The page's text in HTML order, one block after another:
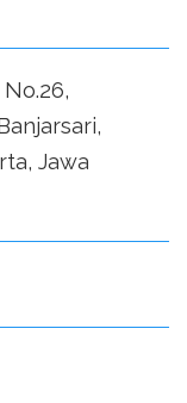
Jawa